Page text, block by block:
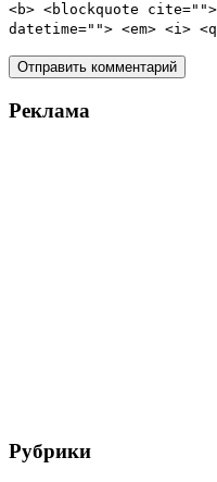
<b> <blockquote
datetime=""> <em> <i>
Реклама
Рубрики